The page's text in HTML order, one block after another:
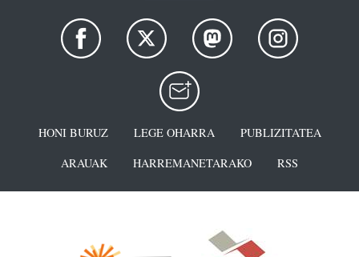
HONI BURUZ LEGE OHARRA
PUBLIZITATEA
ARAUAK
HARREMANETARAKO RSS